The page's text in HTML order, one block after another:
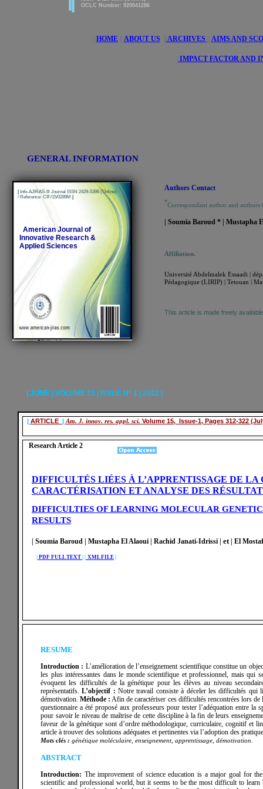
GENERAL INFORMATION
| ARTICLE | Am. J. innov. res. appl. sci. Volume 15, Issue-1, Pages 312-322
Research Article 2
HOME|| ABOUT US ARCHIVES AIMS AND
IMPACT FACTOR AND
| Info-AJIRAS-® Journal ISSN 2429-5396 (Online)
/ Reference CIF/15/0289M |
American Journal of
Innovative Research &
Applied Sciences
OCLC Number: 920041286
Authors Contact
*Correspondant author and
| Soumia Baroud * | Mustapha
Affiliation.
Université Abdelmalek Essaadi |
Pédagogique (LIRIP) | Tetouan |
This article is made freely
| JUNE | VOLUME 15 | ISSUE N° 1 | 2022 |
RESUME
Introduction : L’amélioration de l’enseignement scientifique constitue un
les plus intéressantes dans le monde scientifique et professionnel, mais qui
évoquent les difficultés de la génétique pour les élèves au niveau
représentatifs.L’objectif : Notre travail consiste à déceler les difficultés qui
démotivation.Méthode : Afin de caractériser ces difficultés rencontrées lors
questionnaire a été proposé aux professeurs pour tester l’adéquation entre la
pour savoir le niveau de maîtrise de cette discipline à la fin de leurs
faveur de la génétique sont d’ordre méthodologique, curriculaire, cognitif et
article à trouver des solutions adéquates et pertinentes via l’adoption des
Mots clés : génétique moléculaire, enseignement, apprentissage, démotivation.
ABSTRACT
Introduction: The improvement of science education is a major goal for
scientific and professional world, but it seems to be the most difficult to
DIFFICULTÉS LIÉES À L’APPRENTISSAGE DE
CARACTÉRISATION ET ANALYSE DES
DIFFICULTIES OF LEARNING MOLECULAR
RESULTS
| Soumia Baroud | Mustapha El Alaoui | Rachid Janati-Idrissi | et | El
PDF FULL TEXT XML FILE